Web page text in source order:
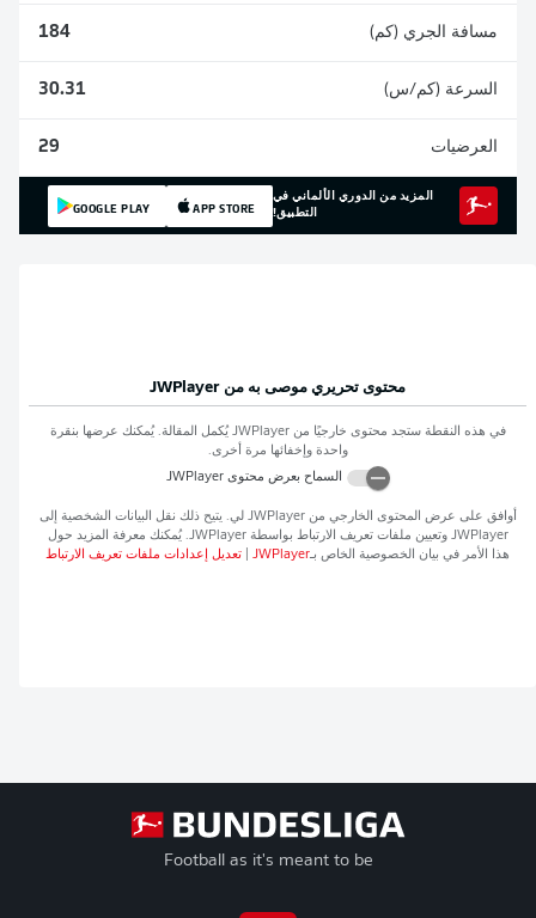
مسافة الجري (كم) 184
السرعة (كم/س) 30.31
العرضيات 29
المزيد من الدوري الألماني في
التطبيق!
APP STORE
GOOGLE PLAY
محتوى تحريري موصى به من JWPlayer
في هذه النقطة ستجد محتوى خارجيًا منJWPlayer يُكمل المقالة. يُمكنك عرضها بنقرة
واحدة وإخفائها مرة أخرى.
السماح بعرض محتوىJWPlayer
أوافق على عرض المحتوى الخارجي منJWPlayer لي. يتيح ذلك نقل البيانات الشخصية إلى
JWPlayer وتعيين ملفات تعريف الارتباط بواسطةJWPlayer. يُمكنك معرفة المزيد حول
هذا الأمر في بيان الخصوصية الخاص بـJWPlayer تعديل إعدادات ملفات تعريف الارتباط
Football as it's meant to be